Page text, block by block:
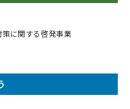
に関する啓発事業